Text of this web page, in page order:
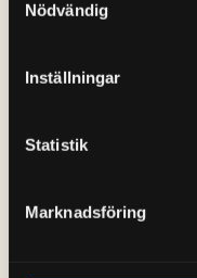
Nödvändig
Inställningar
Statistik
Marknadsföring
salary of SEK 250/
included in the
Approximate
An drawer with 5